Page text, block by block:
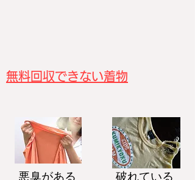
無料回収できない着物
悪臭がある 破れている